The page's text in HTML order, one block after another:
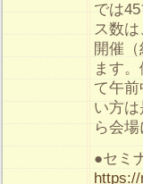
では
ス数
開催
ます
て午
い方
ら会
●セミ